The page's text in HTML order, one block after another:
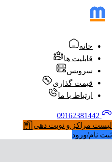
خانه
قابلیت ها
سرویس
قیمت گذاری
ارتباط با ما
لیست مراکز و نوبت دهی
ثبت نام/ورود